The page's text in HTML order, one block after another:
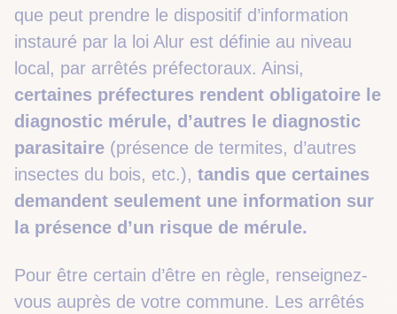
que peut prendre le dispositif d’information
instauré par la loi Alur est définie au niveau
local, par arrêtés préfectoraux. Ainsi,
certaines préfectures rendent obligatoire le
diagnostic mérule, d’autres le diagnostic
parasitaire (présence de termites, d’autres
insectes du bois, etc.), tandis que certaines
demandent seulement une information sur
la présence d’un risque de mérule.
Pour être certain d’être en règle, renseignez-
vous auprès de votre commune. Les arrêtés